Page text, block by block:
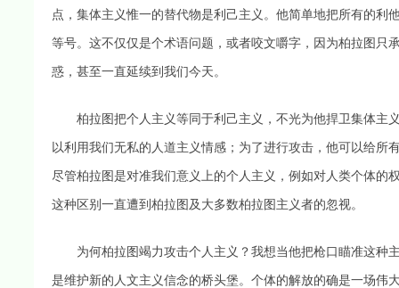
点，集体主义惟一的替代物是利己主义。他简单地把所有的
等号。这不仅仅是个术语问题，或者咬文嚼字，因为柏拉图只
惑，甚至一直延续到我们今天。
柏拉图把个人主义等同于利己主义，不光为他捍卫集体主
以利用我们无私的人道主义情感；为了进行攻击，他可以给
尽管柏拉图是对准我们意义上的个人主义，例如对人类个体
这种区别一直遭到柏拉图及大多数柏拉图主义者的忽视。
为何柏拉图竭力攻击个人主义？我想当他把枪口瞄准这种
是维护新的人文主义信念的桥头堡。个体的解放的确是一场伟